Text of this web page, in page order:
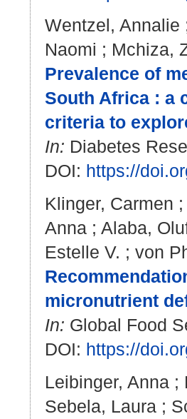
Wentzel, Annalie
Naomi ; Mchiza,
Prevalence of
South Africa : a
criteria to
In: Diabetes
DOI: https://
Klinger, Carmen
Anna ; Alaba,
Estelle V. ; von
micronutrient
In: Global Food
DOI: https://
Leibinger, Anna ;
Sebela, Laura ;